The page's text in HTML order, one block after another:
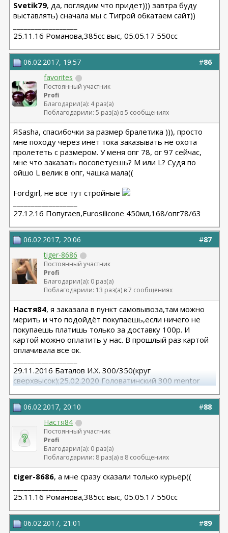
Svetik79, да, поглядим что придет))) завтра буду
выставлять) сначала мы с Тигрой обкатаем сайт))
25.11.16 Романова,385сс выс, 05.05.17 550сс
#86
06.02.2017, 19:57
favorites
Постоянный участник
Profi
Благодарил(а): 4 раз(а)
Поблагодарили: 5 раз(а) в 5 сообщениях
ЯSasha, спасибочки за размер бралетика ))), просто
мне походу через инет тока заказывать не охота
пролететь с размером. У меня опг 78, ог 97 сейчас,
мне что заказать посоветуешь? М или L? Судя по
ойшо L велик в опг, чашка мала((
Fordgirl, не все тут стройные
27.12.16 Попугаев,Eurosilicone 450мл,168/опг78/63
#87
06.02.2017, 20:06
tiger-8686
Постоянный участник
Profi
Благодарил(а): 0 раз(а)
Поблагодарили: 13 раз(а) в 7 сообщениях
Настя84, я заказала в пункт самовывоза,там можно
мерить и что подойдёт покупаешь,если ничего не
покупаешь платишь только за доставку 100р. И
картой можно оплатить у нас. В прошлый раз картой
оплачивала все ок.
29.11.2016 Баталов И.Х. 300/350(круг
сверхвысок);25.02.2020 Головатинский 300 mentor
#88
06.02.2017, 20:10
Настя84
Постоянный участник
Profi
Благодарил(а): 0 раз(а)
Поблагодарили: 8 раз(а) в 8 сообщениях
tiger-8686, а мне сразу сказали только курьер((
25.11.16 Романова,385сс выс, 05.05.17 550сс
#89
06.02.2017, 21:01